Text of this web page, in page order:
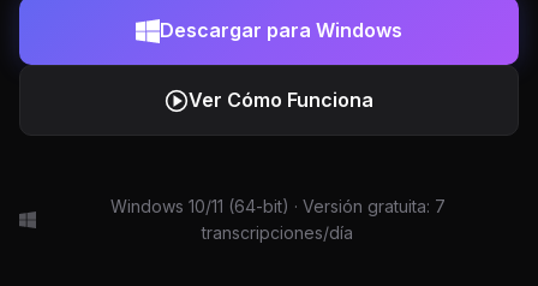
Descargar para Windows
Ver Cómo Funciona
Windows 10/11 (64-bit) · Versión gratuita: 7
transcripciones/día